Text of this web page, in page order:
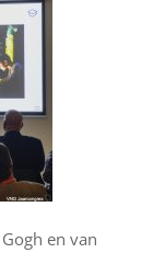
en van